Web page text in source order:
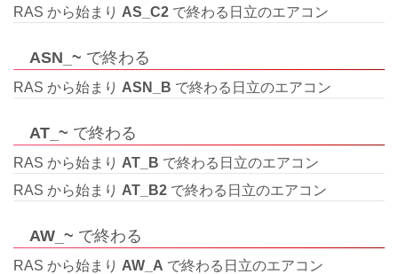
RAS から始まり AS_C2 で終わる日立のエアコン
ASN_~ で終わる
RAS から始まり ASN_B で終わる日立のエアコン
AT_~ で終わる
RAS から始まり AT_B で終わる日立のエアコン
RAS から始まり AT_B2 で終わる日立のエアコン
AW_~ で終わる
RAS から始まり AW_A で終わる日立のエアコン